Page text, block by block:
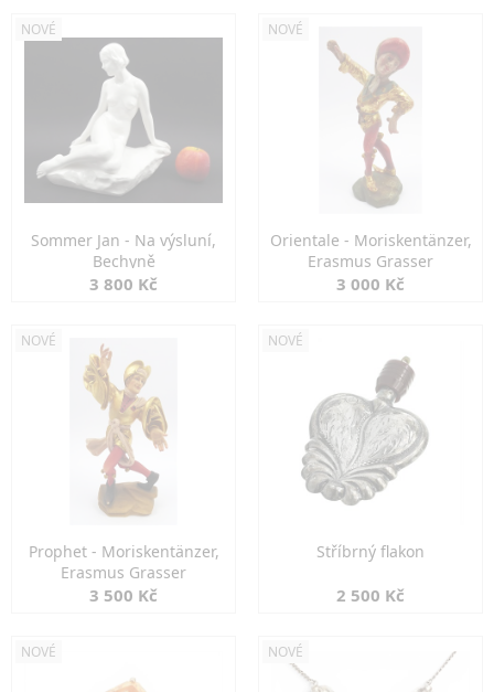
NOVÉ
Sommer Jan - Na výsluní,
Bechyně
3 800 Kč
NOVÉ
Orientale - Moriskentänzer,
Erasmus Grasser
3 000 Kč
NOVÉ
Prophet - Moriskentänzer,
Erasmus Grasser
3 500 Kč
NOVÉ
Stříbrný flakon
2 500 Kč
NOVÉ NOVÉ